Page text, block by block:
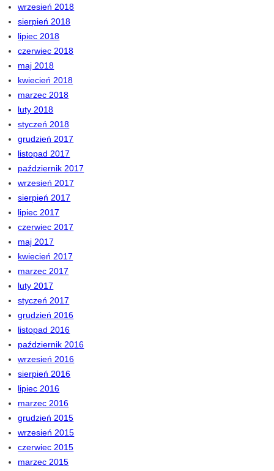
wrzesień 2018
sierpień 2018
lipiec 2018
czerwiec 2018
maj 2018
kwiecień 2018
marzec 2018
luty 2018
styczeń 2018
grudzień 2017
listopad 2017
październik 2017
wrzesień 2017
sierpień 2017
lipiec 2017
czerwiec 2017
maj 2017
kwiecień 2017
marzec 2017
luty 2017
styczeń 2017
grudzień 2016
listopad 2016
październik 2016
wrzesień 2016
sierpień 2016
lipiec 2016
marzec 2016
grudzień 2015
wrzesień 2015
czerwiec 2015
marzec 2015